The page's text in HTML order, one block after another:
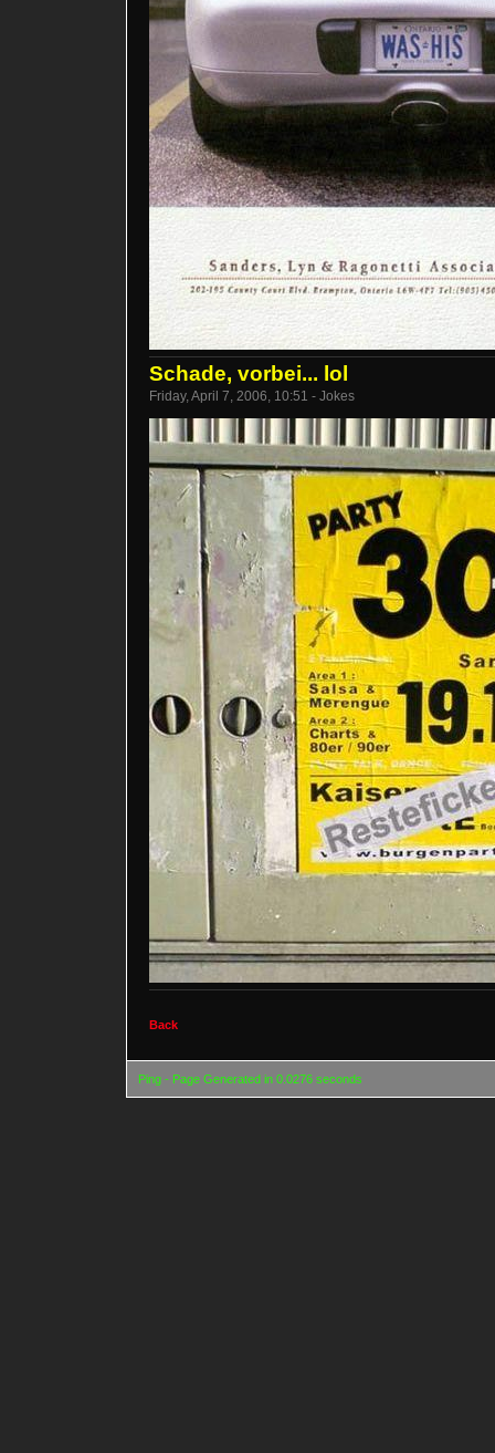
Schade, vorbei... lol
Friday, April 7, 2006, 10:51 - Jokes
Back
Ping - Page Generated in 0.0276 seconds